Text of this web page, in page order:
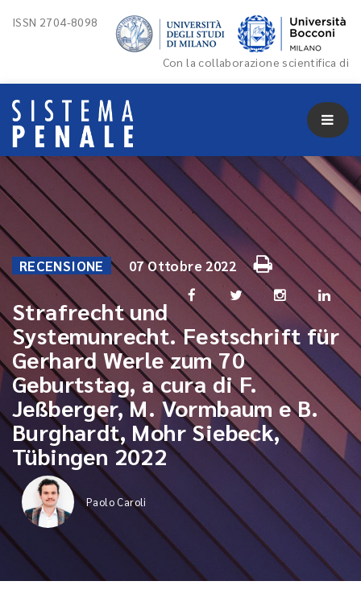
ISSN 2704-8098
Con la collaborazione scientifica di
RECENSIONE 07 Ottobre 2022
Strafrecht und
Systemunrecht. Festschrift für
Gerhard Werle zum 70
Geburtstag, a cura di F.
Jeßberger, M. Vormbaum e B.
Burghardt, Mohr Siebeck,
Tübingen 2022
Paolo Caroli